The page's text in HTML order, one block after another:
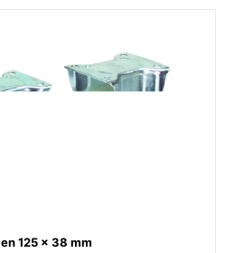
125 x 38 mm